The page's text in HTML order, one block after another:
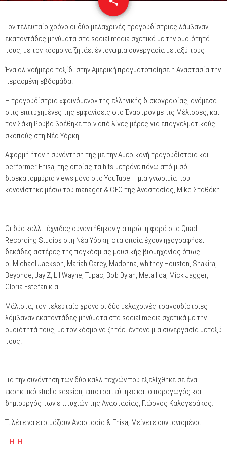
Τον τελευταίο χρόνο οι δύο μελαχρινές τραγουδίστριες λάμβαναν
εκατοντάδες μηνύματα στα social media σχετικά με την ομοιότητά
τους, με τον κόσμο να ζητάει έντονα μια συνεργασία μεταξύ τους
Ένα ολιγοήμερο ταξίδι στην Αμερική πραγματοποίησε η Αναστασία την
περασμένη εβδομάδα.
Η τραγουδίστρια «φαινόμενο» της ελληνικής δισκογραφίας, ανάμεσα
στις επιτυχημένες της εμφανίσεις στο Έναστρον με τις Μέλισσες, και
τον Σάκη Ρούβα βρέθηκε πριν από λίγες μέρες για επαγγελματικούς
σκοπούς στη Νέα Υόρκη.
Αφορμή ήταν η συνάντηση της με την Αμερικανή τραγουδίστρια και
performer Enisa, της οποίας τα hits μετράνε πάνω από μισό
δισεκατομμύριο views μόνο στο YouTube – μια γνωριμία που
κανονίστηκε μέσω του manager & CEO της Αναστασίας, Mike Σταθάκη.
Οι δύο καλλιτέχνιδες συναντήθηκαν για πρώτη φορά στα Quad
Recording Studios στη Νέα Υόρκη, στα οποία έχουν ηχογραφήσει
δεκάδες αστέρες της παγκόσμιας μουσικής βιομηχανίας όπως
οι Michael Jackson, Mariah Carey, Madonna, whitney Houston, Shakira,
Beyonce, Jay Z, Lil Wayne, Tupac, Bob Dylan, Metallica, Mick Jagger,
Gloria Estefan κ.α.
Μάλιστα, τον τελευταίο χρόνο οι δύο μελαχρινές τραγουδίστριες
λάμβαναν εκατοντάδες μηνύματα στα social media σχετικά με την
ομοιότητά τους, με τον κόσμο να ζητάει έντονα μια συνεργασία μεταξύ
τους.
Για την συνάντηση των δύο καλλιτεχνών που εξελίχθηκε σε ένα
εκρηκτικό studio session, επιστρατεύτηκε και ο παραγωγός και
δημιουργός των επιτυχιών της Αναστασίας, Γιώργος Καλογεράκος.
Τι λέτε να ετοιμάζουν Αναστασία & Enisa; Μείνετε συντονισμένοι!
ΠΗΓΗ